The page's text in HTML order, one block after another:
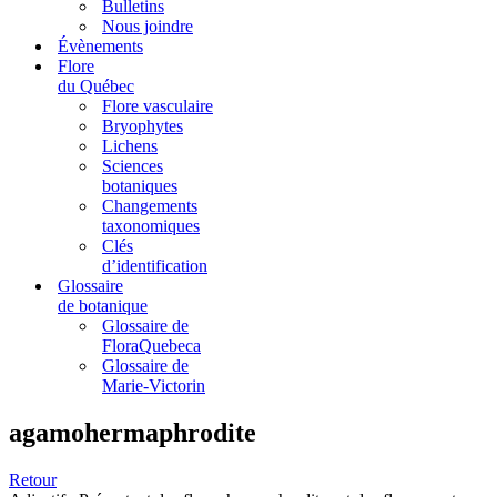
Bulletins
Nous joindre
Évènements
Flore
du Québec
Flore vasculaire
Bryophytes
Lichens
Sciences
botaniques
Changements
taxonomiques
Clés
d’identification
Glossaire
de botanique
Glossaire de
FloraQuebeca
Glossaire de
Marie-Victorin
agamohermaphrodite
Retour